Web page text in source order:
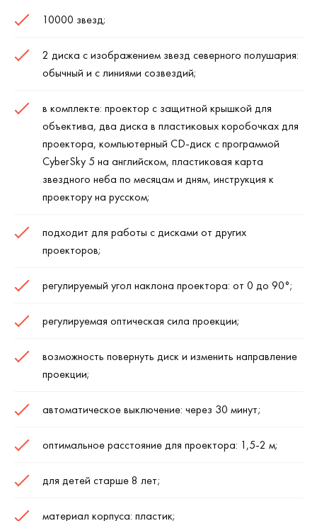
10000 звезд;
2 диска с изображением звезд северного полушария:
обычный и с линиями созвездий;
в комплекте: проектор с защитной крышкой для
объектива, два диска в пластиковых коробочках для
проектора, компьютерный CD-диск с программой
CyberSky 5 на английском, пластиковая карта
звездного неба по месяцам и дням, инструкция к
проектору на русском;
подходит для работы с дисками от других
проекторов;
регулируемый угол наклона проектора: от 0 до 90°;
регулируемая оптическая сила проекции;
возможность повернуть диск и изменить направление
проекции;
автоматическое выключение: через 30 минут;
оптимальное расстояние для проектора: 1,5-2 м;
для детей старше 8 лет;
материал корпуса: пластик;